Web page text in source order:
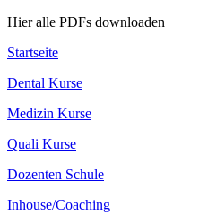
Hier alle PDFs downloaden
Startseite
Dental Kurse
Medizin Kurse
Quali Kurse
Dozenten Schule
Inhouse/Coaching